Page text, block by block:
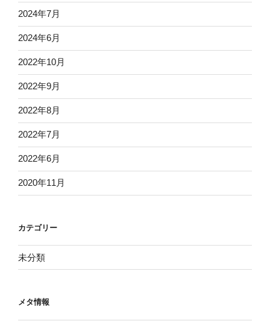
2024年7月
2024年6月
2022年10月
2022年9月
2022年8月
2022年7月
2022年6月
2020年11月
カテゴリー
未分類
メタ情報